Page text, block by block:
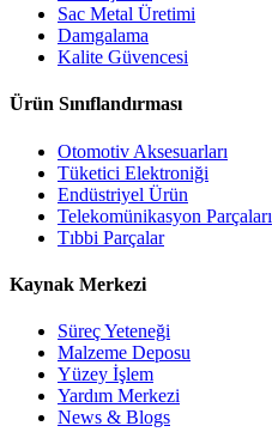
Sac Metal Üretimi
Damgalama
Kalite Güvencesi
Ürün Sınıflandırması
Otomotiv Aksesuarları
Tüketici Elektroniği
Endüstriyel Ürün
Telekomünikasyon Parçaları
Tıbbi Parçalar
Kaynak Merkezi
Süreç Yeteneği
Malzeme Deposu
Yüzey İşlem
Yardım Merkezi
News & Blogs